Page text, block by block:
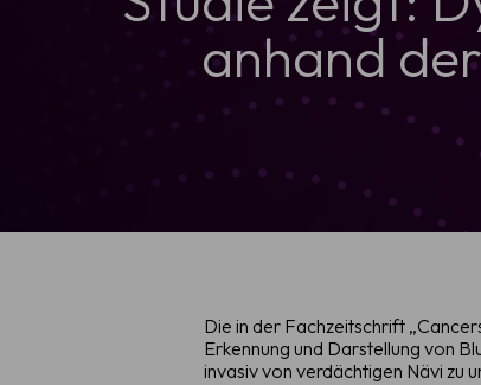
anhand
Die in der Fachzeitschrift
Erkennung und Darstellung von
invasiv von verdächtigen Nävi zu